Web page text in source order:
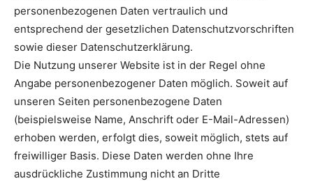
personenbezogenen Daten vertraulich und
entsprechend der gesetzlichen Datenschutzvorschriften
sowie dieser Datenschutzerklärung.
Die Nutzung unserer Website ist in der Regel ohne
Angabe personenbezogener Daten möglich. Soweit auf
unseren Seiten personenbezogene Daten
(beispielsweise Name, Anschrift oder E-Mail-Adressen)
erhoben werden, erfolgt dies, soweit möglich, stets auf
freiwilliger Basis. Diese Daten werden ohne Ihre
ausdrückliche Zustimmung nicht an Dritte